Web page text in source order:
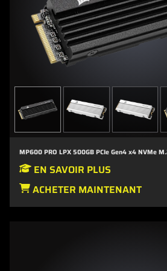
MP600 PRO LPX 500GB PCIe Gen4 x4 NVMe
EN SAVOIR PLUS
ACHETER MAINTENANT